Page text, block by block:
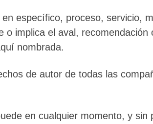
específico, proceso, servicio,
o implica el aval, recomendación
nombrada.
de autor de todas las
en cualquier momento, y sin